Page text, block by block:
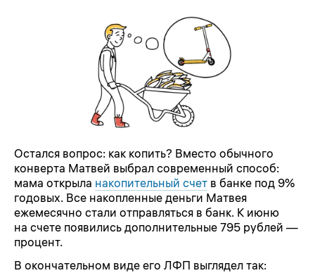
Остался вопрос: как копить? Вместо обычного
конверта Матвей выбрал современный способ:
мама открыла накопительный счет в банке под 9%
годовых. Все накопленные деньги Матвея
ежемесячно стали отправляться в банк. К июню
на счете появились дополнительные 795 рублей —
процент.
В окончательном виде его ЛФП выглядел так: